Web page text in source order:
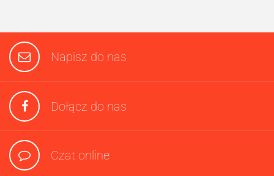
Napisz do nas
Dołącz do nas
Czat online